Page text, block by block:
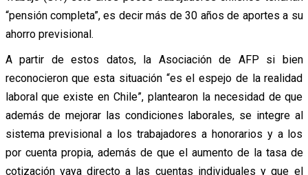
“pensión completa”, es decir más de 30 años de aportes a su
ahorro previsional.
A partir de estos datos, la Asociación de AFP si bien
reconocieron que esta situación “es el espejo de la realidad
laboral que existe en Chile”, plantearon la necesidad de que
además de mejorar las condiciones laborales, se integre al
sistema previsional a los trabajadores a honorarios y a los
por cuenta propia, además de que el aumento de la tasa de
cotización vaya directo a las cuentas individuales y que el